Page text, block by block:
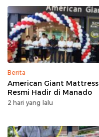
Berita
American Giant Mattress
Resmi Hadir di Manado
2 hari yang lalu